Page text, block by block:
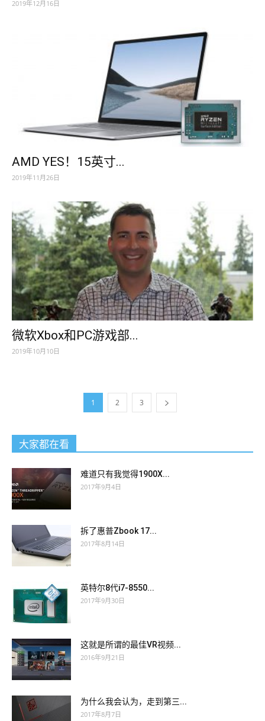
2019年12月16日
AMD YES！15英寸...
2019年11月26日
微软Xbox和PC游戏部...
2019年10月10日
1 2 3
大家都在看
难道只有我觉得1900X...
2017年9月4日
拆了惠普Zbook 17...
2017年8月14日
英特尔8代i7-8550...
2017年9月30日
这就是所谓的最佳VR视频...
2016年9月21日
为什么我会认为，走到第三...
2017年8月7日